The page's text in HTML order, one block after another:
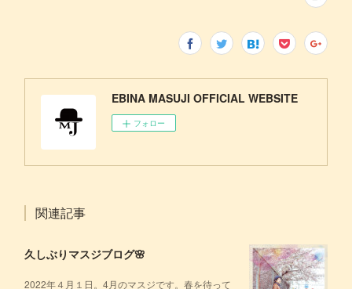
EBINA MASUJI OFFICIAL WEBSITE
フォロー
関連記事
久しぶりマスジブログ🌸
2022年４月１日。4月のマスジです。春を待って